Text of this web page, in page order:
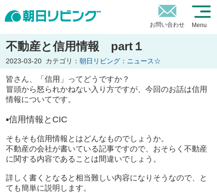
お問い合わせ Menu
不動産と信用情報 part１
2023-03-20 カテゴリ： 朝日リビング：ニュース☆
皆さん、「信用」ってどうですか？
冒頭から怒られかねない入り方ですが、今回のお話は信用
情報についてです。
▪信用情報と CIC
そもそも信用情報とはどんなものでしょうか。
不動産の会社が書いている記事ですので、おそらく不動産
に関する内容であることは間違いでしょう。
詳しく書くとなると相当難しい内容になりそうなので、と
ても簡単に説明します。